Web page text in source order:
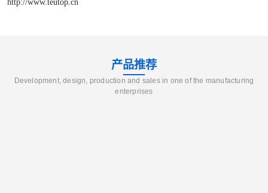
产品推荐
Development, design, production and sales in one of the manufacturing
enterprises